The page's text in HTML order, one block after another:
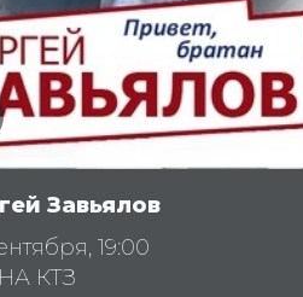
Завьялов
19:00
КТЗ